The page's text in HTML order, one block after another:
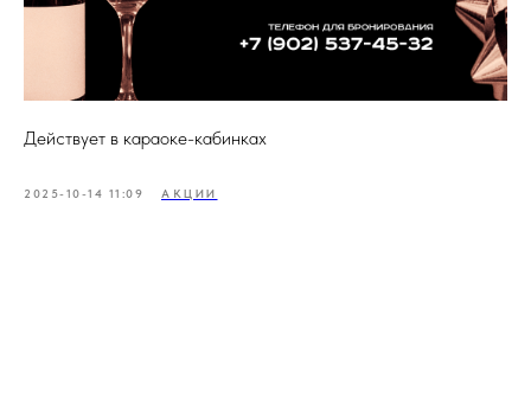
Действует в караоке-кабинках
2025-10-14 11:09 АКЦИИ